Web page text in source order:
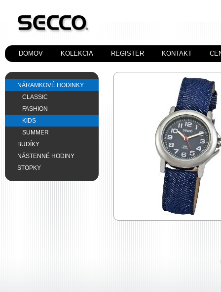
DOMOV KOLEKCIA REGISTER KONTAKT
NÁRAMKOVÉ HODINKY
CLASSIC
FASHION
KIDS
SUMMER
BUDÍKY
NÁSTENNÉ HODINY
STOPKY